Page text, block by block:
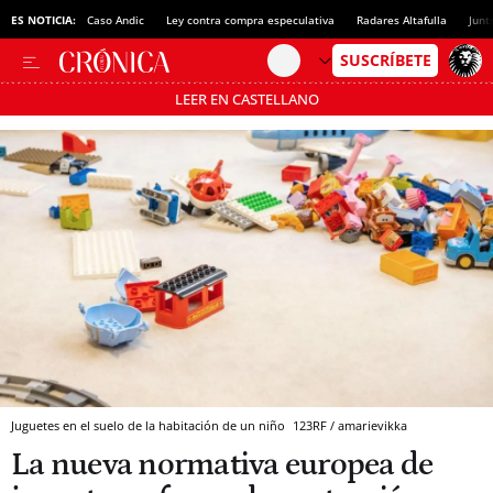
ES NOTICIA: Caso Andic Ley contra compra especulativa Radares Altafulla
LEER EN CASTELLANO
Pásate al MODO AHORRO
Juguetes en el suelo de la habitación de un niño 123RF / amarievikka
La nueva normativa europea de